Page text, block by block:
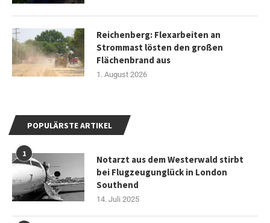
Reichenberg: Flexarbeiten an
Strommast lösten den großen
Flächenbrand aus
1. August 2026
POPULÄRSTE ARTIKEL
1
Notarzt aus dem Westerwald stirbt
bei Flugzeugunglück in London
Southend
14. Juli 2025